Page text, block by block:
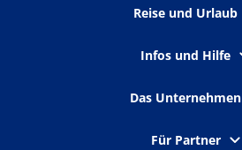
Reise und Urlaub
Infos und Hilfe
Das Unternehmen
Für Partner